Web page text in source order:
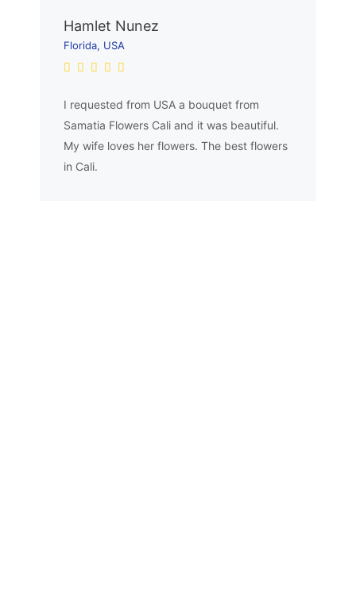
Hamlet Nunez
Florida, USA
I requested from USA a bouquet from
Samatia Flowers Cali and it was beautiful.
My wife loves her flowers. The best flowers
in Cali.